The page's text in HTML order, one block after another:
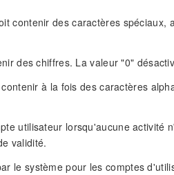
contenir des caractères spéciaux,
des chiffres. La valeur "0"
à la fois des caractères
utilisateur lorsqu'aucune activité
validité.
le système pour les comptes